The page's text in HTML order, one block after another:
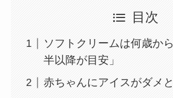
目次
ソフトクリームは何歳か
半以降が目安」
赤ちゃんにアイスがダメ